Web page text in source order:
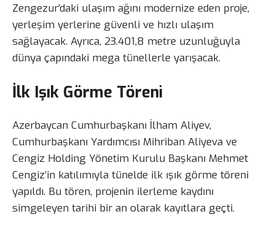
Zengezur’daki ulaşım ağını modernize eden proje,
yerleşim yerlerine güvenli ve hızlı ulaşım
sağlayacak. Ayrıca, 23.401,8 metre uzunluğuyla
dünya çapındaki mega tünellerle yarışacak.
İlk Işık Görme Töreni
Azerbaycan Cumhurbaşkanı İlham Aliyev,
Cumhurbaşkanı Yardımcısı Mihriban Aliyeva ve
Cengiz Holding Yönetim Kurulu Başkanı Mehmet
Cengiz’in katılımıyla tünelde ilk ışık görme töreni
yapıldı. Bu tören, projenin ilerleme kaydını
simgeleyen tarihi bir an olarak kayıtlara geçti.